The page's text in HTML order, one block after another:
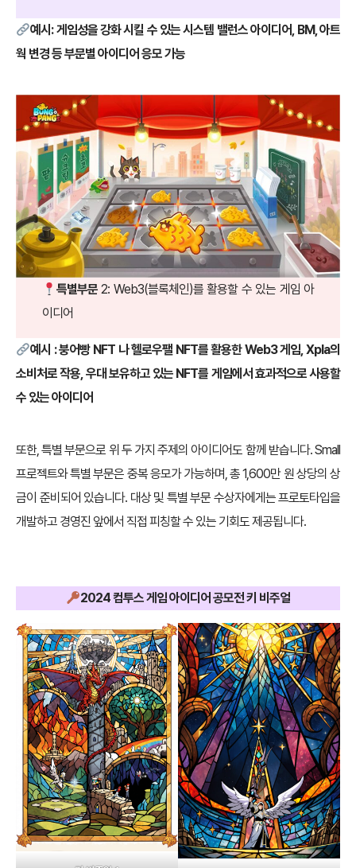
예시: 게임성을 강화 시킬 수 있는 시스템 밸런스 아이디어, BM, 아트
웍 변경 등 부문별 아이디어 응모 가능
특별부문2: Web3(블록체인)를 활용할 수 있는 게임 아
이디어
예시 : 붕어빵 NFT 나 헬로우팰 NFT를 활용한 Web3 게임, Xpla의
소비처로 작용, 우대 보유하고 있는 NFT를 게임에서 효과적으로 사용할
수 있는 아이디어
또한, 특별 부문으로 위 두 가지 주제의 아이디어도 함께 받습니다. Small
프로젝트와 특별 부문은 중복 응모가 가능하며, 총 1,600만 원 상당의 상
금이 준비되어 있습니다. 대상 및 특별 부문 수상자에게는 프로토타입을
개발하고 경영진 앞에서 직접 피칭할 수 있는 기회도 제공됩니다.
2024 컴투스 게임 아이디어 공모전 키 비주얼